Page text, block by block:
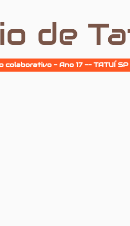
de
- Ano 17 -- TATUÍ SP